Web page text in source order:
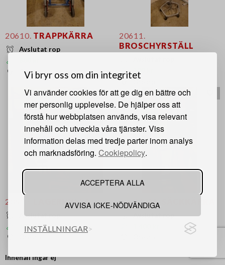
Vi bryr oss om din integritet
Vi använder cookies för att ge dig en bättre och
mer personlig upplevelse. De hjälper oss att
förstå hur webbplatsen används, visa relevant
innehåll och utveckla våra tjänster. Viss
information delas med tredje parter inom analys
och marknadsföring. Cookiepolicy.
ACCEPTERA ALLA
AVVISA ICKE-NÖDVÄNDIGA
INSTÄLLNINGAR
20610. TRAPPKÄRRA
Avslutat rop
Örebro
20611.
BROSCHYRSTÄLL
100 kr
20612. LAGERHYLLA
Avslutat rop
600 kr
Innehåll ingår ej
20614.AL-SÄCKKÄRRA
Avslutat rop